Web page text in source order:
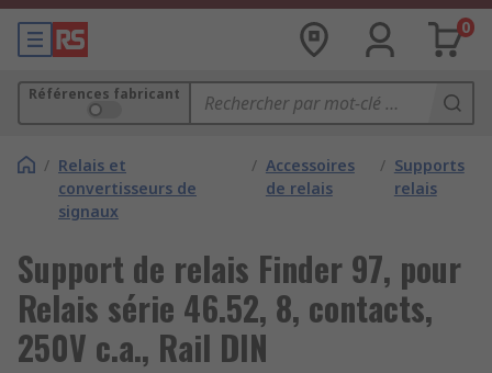
0
Références fabricant
/ Relais et
convertisseurs de
signaux
/ Accessoires
de relais
/ Supports
relais
Support de relais Finder 97, pour
Relais série 46.52, 8, contacts,
250V c.a., Rail DIN